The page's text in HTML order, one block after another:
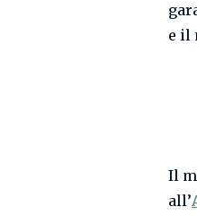
e il
Il
all’